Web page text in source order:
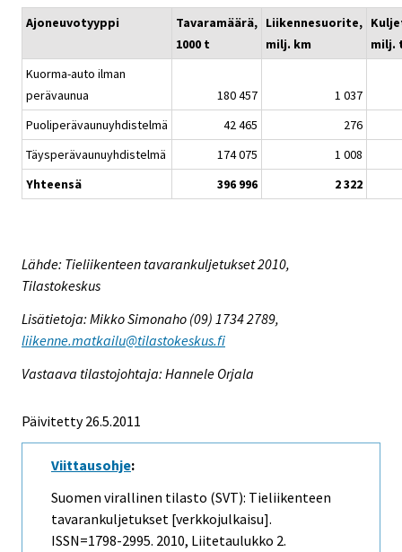
Ajoneuvotyyppi
Tavaramäärä,
1000 t
Liikennesuorite,
milj. km
milj.
Kuorma-auto ilman
perävaunua
180 457
1 037
Puoliperävaunuyhdistelmä
42 465
276
Täysperävaunuyhdistelmä
174 075
1 008
Yhteensä
396 996 2 322
Lähde: Tieliikenteen tavarankuljetukset 2010,
Tilastokeskus
Lisätietoja: Mikko Simonaho (09) 1734 2789,
liikenne.matkailu@tilastokeskus.fi
Vastaava tilastojohtaja: Hannele Orjala
Päivitetty 26.5.2011
Viittausohje:
Suomen virallinen tilasto (SVT): Tieliikenteen
tavarankuljetukset [verkkojulkaisu].
ISSN=1798-2995. 2010, Liitetaulukko 2.